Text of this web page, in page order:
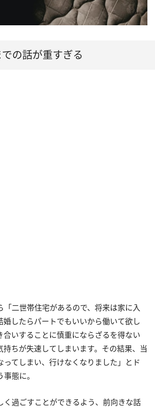
での話が重すぎる
「二世帯住宅があるので、将来は家に入
婚したらパートでもいいから働いて欲し
合いすることに慎重にならざるを得ない
持ちが失速してしまいます。その結果、当
ってしまい、行けなくなりました」とド
態に。
く過ごすことができるよう、前向きな話